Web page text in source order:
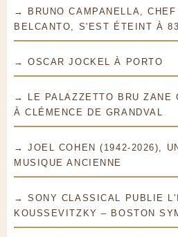
→ BRUNO CAMPANELLA, CHEF
BELCANTO, S'EST ÉTEINT À
→ OSCAR JOCKEL À PORTO
→ LE PALAZZETTO BRU ZANE
À CLÉMENCE DE GRANDVAL
→ JOEL COHEN (1942-2026),
MUSIQUE ANCIENNE
→ SONY CLASSICAL PUBLIE
KOUSSEVITZKY – BOSTON